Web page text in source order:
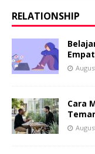
RELATIONSHIP
Cara